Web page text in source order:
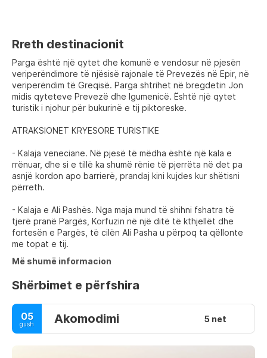
Rreth destinacionit
Parga është një qytet dhe komunë e vendosur në pjesën
veriperëndimore të njësisë rajonale të Prevezës në Epir, në
veriperëndim të Greqisë. Parga shtrihet në bregdetin Jon
midis qyteteve Prevezë dhe Igumenicë. Është një qytet
turistik i njohur për bukurinë e tij piktoreske.
ATRAKSIONET KRYESORE TURISTIKE
- Kalaja veneciane. Në pjesë të mëdha është një kala e
rrënuar, dhe si e tillë ka shumë rënie të pjerrëta në det pa
asnjë kordon apo barrierë, prandaj kini kujdes kur shëtisni
përreth.
- Kalaja e Ali Pashës. Nga maja mund të shihni fshatra të
tjerë pranë Pargës, Korfuzin në një ditë të kthjellët dhe
fortesën e Pargës, të cilën Ali Pasha u përpoq ta qëllonte
me topat e tij.
Më shumë informacion
Shërbimet e përfshira
05
gush Akomodimi 5 net